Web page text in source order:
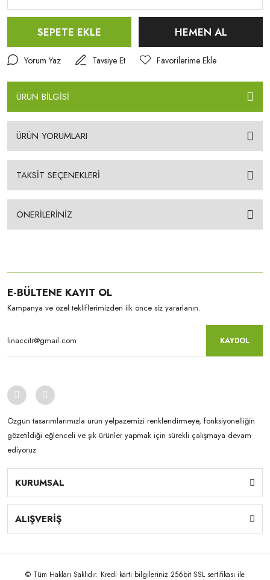
SEPETE EKLE HEMEN AL
Yorum Yaz Tavsiye Et
ÜRÜN BİLGİSİ
ÜRÜN YORUMLARI
TAKSİT SEÇENEKLERİ
ÖNERİLERİNİZ
E-BÜLTENE KAYIT OL
Kampanya ve özel tekliflerimizden ilk önce siz yararlanın.
KAYDOL
Özgün tasarımlarımızla ürün yelpazemizi renklendirmeye, fonksiyonelliğin
gözetildiği eğlenceli ve şık ürünler yapmak için sürekli çalışmaya devam
ediyoruz
KURUMSAL
ALIŞVERİŞ
© Tüm Hakları Saklıdır. Kredi kartı bilgileriniz 256bit SSL sertifikası ile